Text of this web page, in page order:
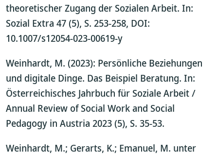
theoretischer Zugang der Sozialen Arbeit. In:
Sozial Extra 47 (5), S. 253-258, DOI:
10.1007/s12054-023-00619-y
Weinhardt, M. (2023): Persönliche Beziehungen
und digitale Dinge. Das Beispiel Beratung. In:
Österreichisches Jahrbuch für Soziale Arbeit /
Annual Review of Social Work and Social
Pedagogy in Austria 2023 (5), S. 35-53.
Weinhardt, M.; Gerarts, K.; Emanuel, M. unter